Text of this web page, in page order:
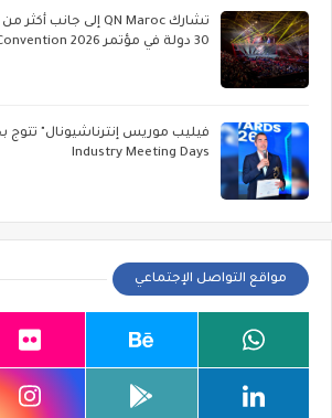
30 دولة في مؤتمر V-Convention 2026 العالمي بماليزيا
Industry Meeting Days
مواقع التواصل الإجتماعي